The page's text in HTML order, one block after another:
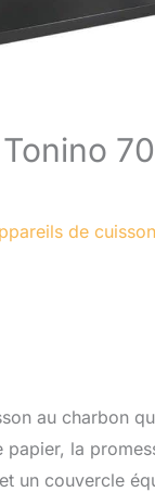
de
au charbon
la
un couvercle